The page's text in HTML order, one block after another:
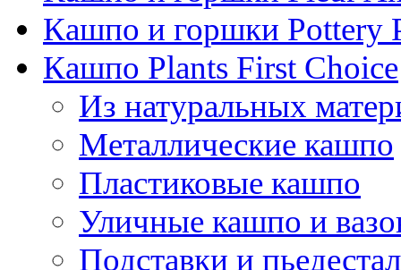
Кашпо и горшки Pottery
Кашпо Plants First Choice
Из натуральных
Металлические кашпо
Пластиковые кашпо
Уличные кашпо и
Подставки и